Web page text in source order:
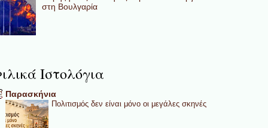
στη Βουλγαρία
Ιστολόγια
Παρασκήνια
Πολιτισμός δεν είναι μόνο οι μεγάλες σκηνές